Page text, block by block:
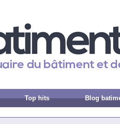
Top hits Blog